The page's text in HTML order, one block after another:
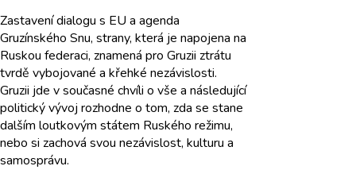
Zastavení dialogu s EU a agenda
Gruzínského Snu, strany, která je napojena na
Ruskou federaci, znamená pro Gruzii ztrátu
tvrdě vybojované a křehké nezávislosti.
Gruzii jde v současné chvíli o vše a následující
politický vývoj rozhodne o tom, zda se stane
dalším loutkovým státem Ruského režimu,
nebo si zachová svou nezávislost, kulturu a
samosprávu.